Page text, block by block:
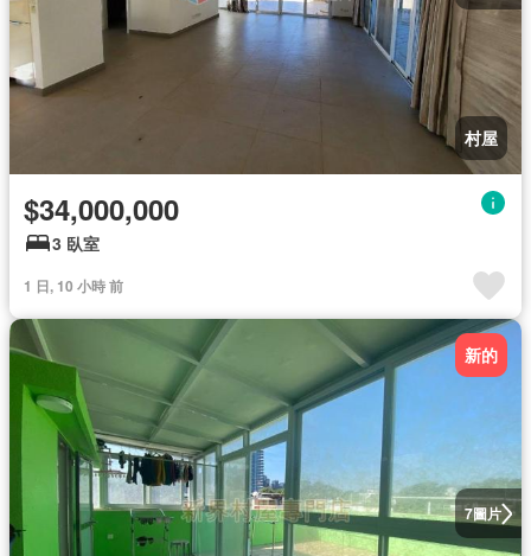
村屋
$34,000,000
3 臥室
1 日, 10 小時 前
7圖片
新的